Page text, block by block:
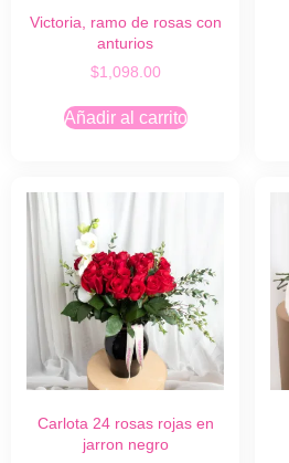
Victoria, ramo de rosas con
anturios
$1,098.00
Añadir al carrito
Carlota 24 rosas rojas en
jarron negro